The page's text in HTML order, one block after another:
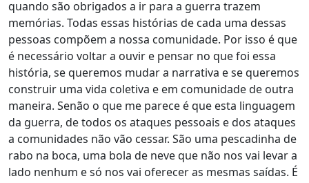
quando são obrigados a ir para a guerra trazem
memórias. Todas essas histórias de cada uma dessas
pessoas compõem a nossa comunidade. Por isso é que
é necessário voltar a ouvir e pensar no que foi essa
história, se queremos mudar a narrativa e se queremos
construir uma vida coletiva e em comunidade de outra
maneira. Senão o que me parece é que esta linguagem
da guerra, de todos os ataques pessoais e dos ataques
a comunidades não vão cessar. São uma pescadinha de
rabo na boca, uma bola de neve que não nos vai levar a
lado nenhum e só nos vai oferecer as mesmas saídas. É